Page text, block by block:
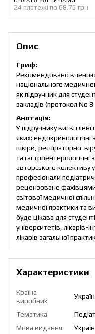
24 платежі по 68.75 грн
Опис
Гриф:
Рекомендовано
національного
як підручник для
закладів (протокол No
Анотація:
У підручнику висвітлені
яких:
шкіри, респіраторно-
та
авторського колективу
професіонали
рецензоване фахівцями
світової медичної
медичної практики та
буде цікава для
університетів, лікарів-
лікарів загальної
Характеристики
Країна
виробник
Тематика
Мова видання